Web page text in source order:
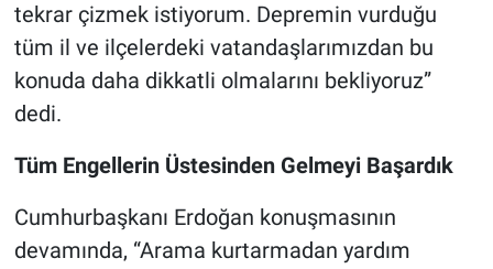
tekrar çizmek istiyorum. Depremin vurduğu
tüm il ve ilçelerdeki vatandaşlarımızdan bu
konuda daha dikkatli olmalarını bekliyoruz”
dedi.
Tüm Engellerin Üstesinden Gelmeyi Başardık
Cumhurbaşkanı Erdoğan konuşmasının
devamında, “Arama kurtarmadan yardım